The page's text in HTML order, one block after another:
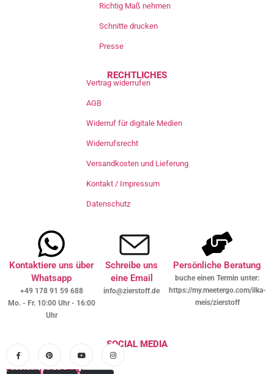
Richtig Maß nehmen
Schnitte drucken
Presse
RECHTLICHES
Vertrag widerrufen
AGB
Widerruf für digitale Medien
Widerrufsrecht
Versandkosten und Lieferung
Kontakt / Impressum
Datenschutz
Kontaktiere uns über
Whatsapp
+49 178 91 59 688
Mo. - Fr. 10:00 Uhr - 16:00
Uhr
Schreibe uns
eine Email
info@zierstoff.de
Persönliche Beratung
buche einen Termin unter:
https://my.meetergo.com/ilka-
meis/zierstoff
SOCIAL MEDIA